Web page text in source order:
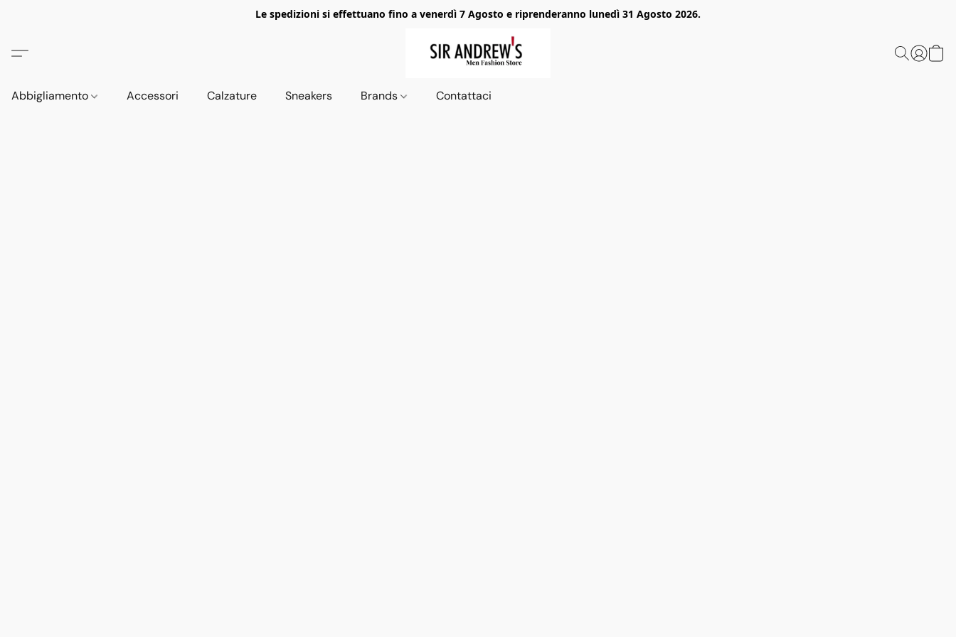
Le spedizioni si effettuano fino a venerdì 7 Agosto e riprenderanno lunedì 31 Agosto 2026.
Abbigliamento Accessori Calzature Sneakers Brands Contattaci